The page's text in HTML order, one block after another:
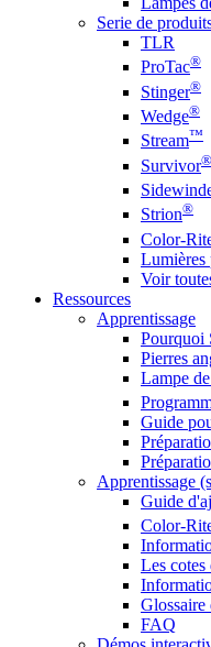
Serie de
TLR
ProTac®
Stinger®
Wedge®
Stream™
Survivor®
Strion®
Color-
Lumières
Voir
Ressources
Apprentissage
Pourquoi
Pierres
Lampe
Guide
Apprentissage
Guide
Color-
Les cotes
Glossaire
FAQ